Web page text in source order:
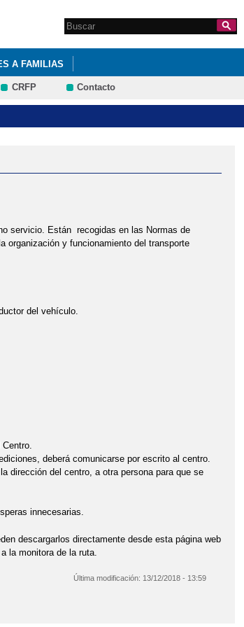
Formulario de
búsqueda
Search this site
A FAMILIAS
CRFP Contacto
servicio. Están recogidas en las Normas de
organización y funcionamiento del transporte
del vehículo.
deberá comunicarse por escrito al centro.
dirección del centro, a otra persona para que se
innecesarias.
descargarlos directamente desde esta página web
la monitora de la ruta.
Última modificación: 13/12/2018 - 13:59